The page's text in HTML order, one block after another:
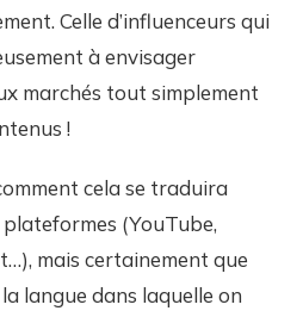
Celle d’influenceurs qui
à envisager
marchés tout simplement
!
cela se traduira
(YouTube,
mais certainement que
langue dans laquelle on